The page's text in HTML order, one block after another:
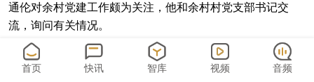
通伦对余村党建工作颇为关注，他和余村村党支部书记交
流，询问有关情况。
首页 快讯 智库 视频 音频